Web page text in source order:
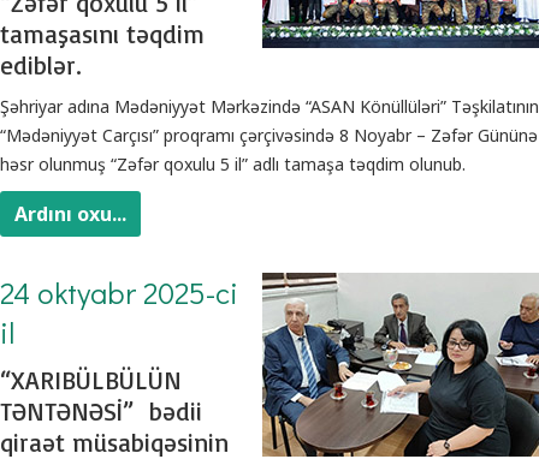
tamaşasını təqdim
ediblər.
Şəhriyar adına Mədəniyyət Mərkəzində “ASAN Könüllüləri” Təşkilatının
“Mədəniyyət Carçısı” proqramı çərçivəsində 8 Noyabr – Zəfər Gününə
həsr olunmuş “Zəfər qoxulu 5 il” adlı tamaşa təqdim olunub.
Ardını oxu...
24 oktyabr 2025-ci
il
“XARIBÜLBÜLÜN
TƏNTƏNƏSİ” bədii
qiraət müsabiqəsinin